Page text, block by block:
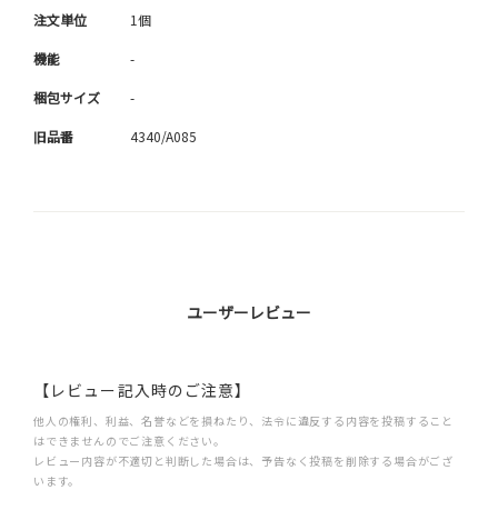
注文単位 1個
機能 -
梱包サイズ -
旧品番 4340/A085
ユーザーレビュー
【レビュー記入時のご注意】
他人の権利、利益、名誉などを損ねたり、法令に違反する内容を投稿すること
はできませんのでご注意ください。
レビュー内容が不適切と判断した場合は、予告なく投稿を削除する場合がござ
います。